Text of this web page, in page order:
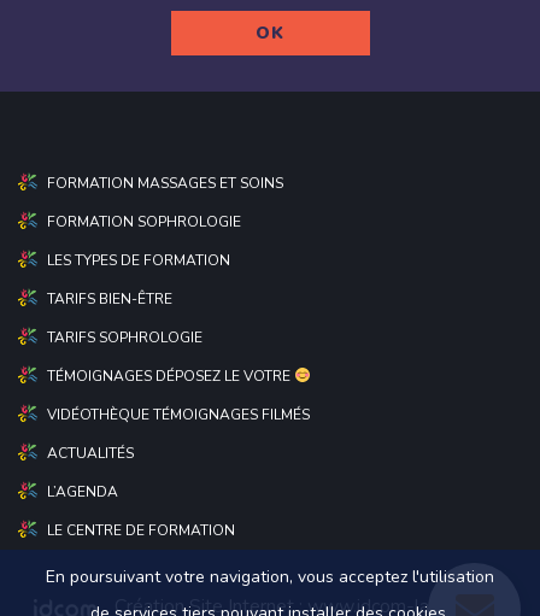
FORMATION MASSAGES ET SOINS
FORMATION SOPHROLOGIE
LES TYPES DE FORMATION
TARIFS BIEN-ÊTRE
TARIFS SOPHROLOGIE
TÉMOIGNAGES DÉPOSEZ LE VOTRE
VIDÉOTHÈQUE TÉMOIGNAGES FILMÉS
ACTUALITÉS
L’AGENDA
LE CENTRE DE FORMATION
Création Site Internet :www.idcom-lagence.fr
En poursuivant votre navigation, vous acceptez l'utilisation